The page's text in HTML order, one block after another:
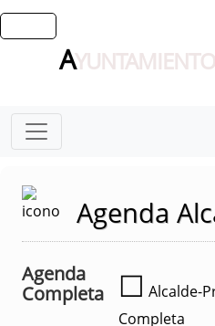
A
Agenda
Agenda
Completa
☐ Alcalde-
Completa